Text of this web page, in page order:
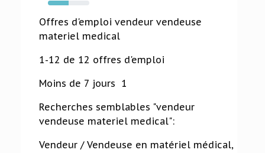
50%
Offres d'emploi vendeur vendeuse
materiel medical
1-12 de 12 offres d'emploi
Moins de 7 jours 1
Recherches semblables "vendeur
vendeuse materiel medical":
Vendeur / Vendeuse en matériel médical,